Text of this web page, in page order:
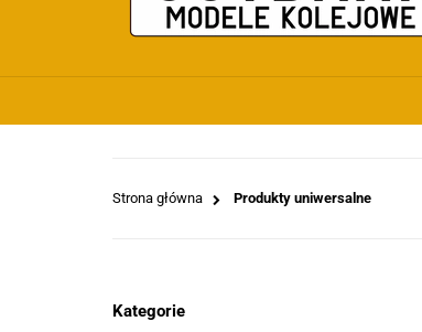
Strona główna Produkty uniwersalne
Kategorie